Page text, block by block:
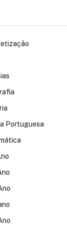
Portuguesa